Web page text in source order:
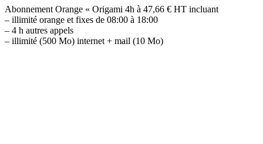
Abonnement Orange « Origami 4h à 47,66 € HT incluant
– illimité orange et fixes de 08:00 à 18:00
– 4 h autres appels
– illimité (500 Mo) internet + mail (10 Mo)